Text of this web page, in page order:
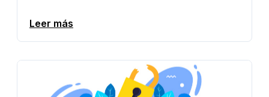
Leer más